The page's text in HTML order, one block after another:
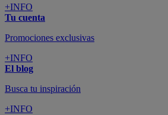
+INFO
Tu cuenta
Promociones exclusivas
+INFO
El blog
Busca tu inspiración
+INFO